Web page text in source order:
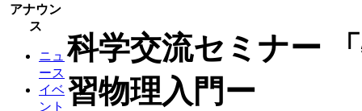
アナウン
ス
ニュ
ース
イベ
ント
科学交流セミナー
習物理入門ー